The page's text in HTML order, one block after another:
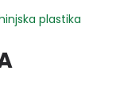
plastika